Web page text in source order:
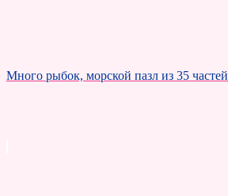
Много рыбок, морской пазл из 35 частей